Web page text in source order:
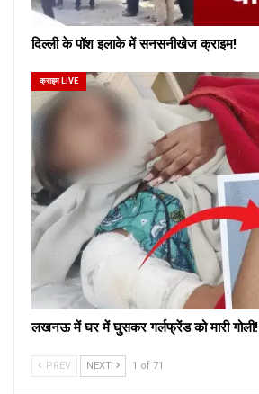
दिल्ली के पॉश इलाके में सनसनीखेज क्राइम!
क्राइम LIVE
लखनऊ में घर में घुसकर गर्लफ्रेंड को मारी गोली!
PREV NEXT 1 of 71